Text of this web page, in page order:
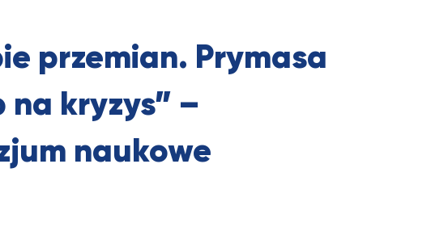
przemian. Prymasa
na kryzys” –
naukowe